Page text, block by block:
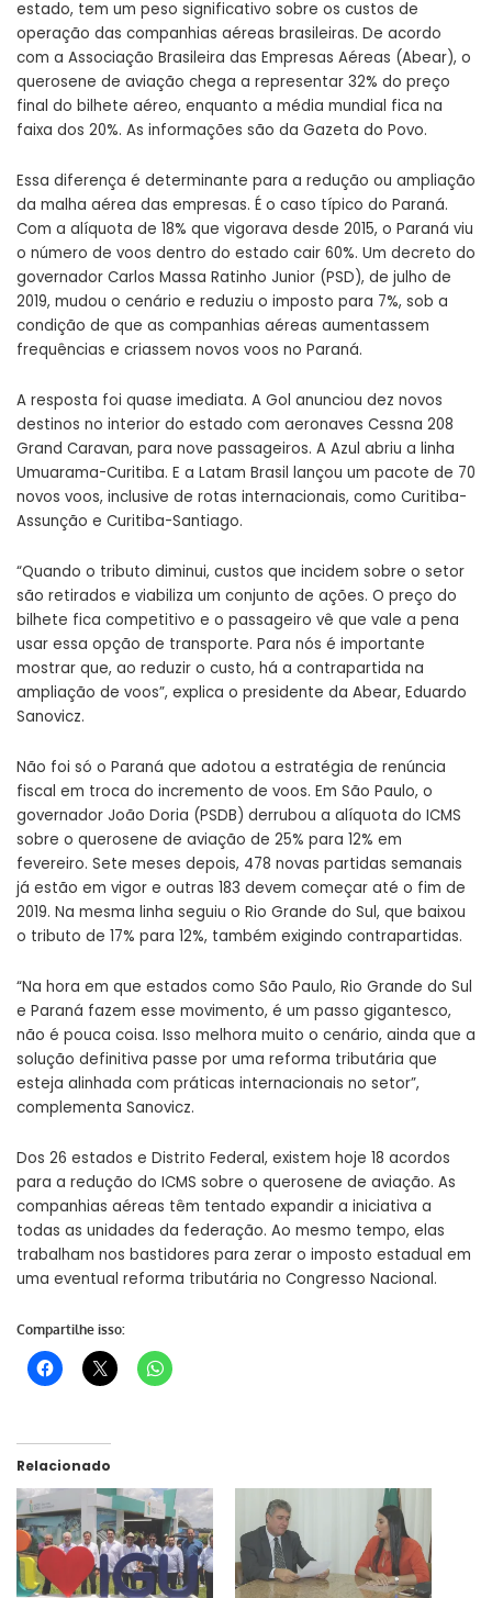
estado, tem um peso significativo sobre os custos de
operação das companhias aéreas brasileiras. De acordo
com a Associação Brasileira das Empresas Aéreas (Abear), o
querosene de aviação chega a representar 32% do preço
final do bilhete aéreo, enquanto a média mundial fica na
faixa dos 20%. As informações são da Gazeta do Povo.
Essa diferença é determinante para a redução ou ampliação
da malha aérea das empresas. É o caso típico do Paraná.
Com a alíquota de 18% que vigorava desde 2015, o Paraná viu
o número de voos dentro do estado cair 60%. Um decreto do
governador Carlos Massa Ratinho Junior (PSD), de julho de
2019, mudou o cenário e reduziu o imposto para 7%, sob a
condição de que as companhias aéreas aumentassem
frequências e criassem novos voos no Paraná.
A resposta foi quase imediata. A Gol anunciou dez novos
destinos no interior do estado com aeronaves Cessna 208
Grand Caravan, para nove passageiros. A Azul abriu a linha
Umuarama-Curitiba. E a Latam Brasil lançou um pacote de 70
novos voos, inclusive de rotas internacionais, como Curitiba-
Assunção e Curitiba-Santiago.
“Quando o tributo diminui, custos que incidem sobre o setor
são retirados e viabiliza um conjunto de ações. O preço do
bilhete fica competitivo e o passageiro vê que vale a pena
usar essa opção de transporte. Para nós é importante
mostrar que, ao reduzir o custo, há a contrapartida na
ampliação de voos”, explica o presidente da Abear, Eduardo
Sanovicz.
Não foi só o Paraná que adotou a estratégia de renúncia
fiscal em troca do incremento de voos. Em São Paulo, o
governador João Doria (PSDB) derrubou a alíquota do ICMS
sobre o querosene de aviação de 25% para 12% em
fevereiro. Sete meses depois, 478 novas partidas semanais
já estão em vigor e outras 183 devem começar até o fim de
2019. Na mesma linha seguiu o Rio Grande do Sul, que baixou
o tributo de 17% para 12%, também exigindo contrapartidas.
“Na hora em que estados como São Paulo, Rio Grande do Sul
e Paraná fazem esse movimento, é um passo gigantesco,
não é pouca coisa. Isso melhora muito o cenário, ainda que a
solução definitiva passe por uma reforma tributária que
esteja alinhada com práticas internacionais no setor”,
complementa Sanovicz.
Dos 26 estados e Distrito Federal, existem hoje 18 acordos
para a redução do ICMS sobre o querosene de aviação. As
companhias aéreas têm tentado expandir a iniciativa a
todas as unidades da federação. Ao mesmo tempo, elas
trabalham nos bastidores para zerar o imposto estadual em
uma eventual reforma tributária no Congresso Nacional.
Compartilhe isso:
Relacionado